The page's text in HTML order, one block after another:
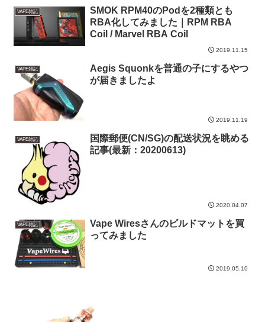
VAPE雑記
SMOK RPM40のPodを2種類とも
RBA化してみました｜RPM RBA
Coil / Marvel RBA Coil
2019.11.15
VAPE雑記
Aegis Squonkを普通の子にするやつ
が届きましたよ
2019.11.19
VAPE雑記
国際郵便(CN/SG)の配送状況を眺める
記事(最新：20200613)
2020.04.07
VAPE雑記
Vape Wiresさんのビルドマットを買
ってみました
2019.05.10